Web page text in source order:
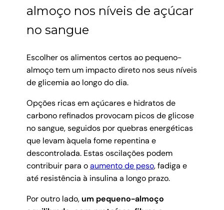
almoço nos níveis de açúcar
no sangue
Escolher os alimentos certos ao pequeno-
almoço tem um impacto direto nos seus níveis
de glicemia ao longo do dia.
Opções ricas em açúcares e hidratos de
carbono refinados provocam picos de glicose
no sangue, seguidos por quebras energéticas
que levam àquela fome repentina e
descontrolada. Estas oscilações podem
contribuir para oaumento de peso, fadiga e
até resistência à insulina a longo prazo.
Por outro lado,um pequeno-almoço